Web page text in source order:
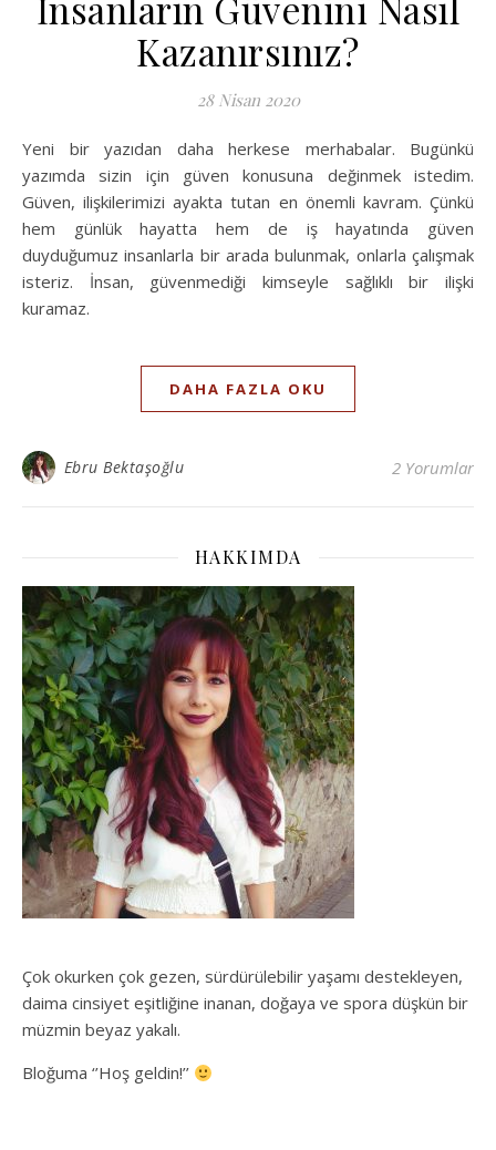
Kazanırsınız?
28 Nisan 2020
Yeni bir yazıdan daha herkese merhabalar. Bugünkü
yazımda sizin için güven konusuna değinmek istedim.
Güven, ilişkilerimizi ayakta tutan en önemli kavram. Çünkü
hem günlük hayatta hem de iş hayatında güven
duyduğumuz insanlarla bir arada bulunmak, onlarla çalışmak
isteriz. İnsan, güvenmediği kimseyle sağlıklı bir ilişki
kuramaz.
DAHA FAZLA OKU
Ebru Bektaşoğlu 2 Yorumlar
HAKKIMDA
Çok okurken çok gezen, sürdürülebilir yaşamı destekleyen,
daima cinsiyet eşitliğine inanan, doğaya ve spora düşkün bir
müzmin beyaz yakalı.
Bloğuma ‘’Hoş geldin!’’